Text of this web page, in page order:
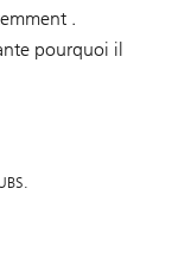
.
pourquoi il